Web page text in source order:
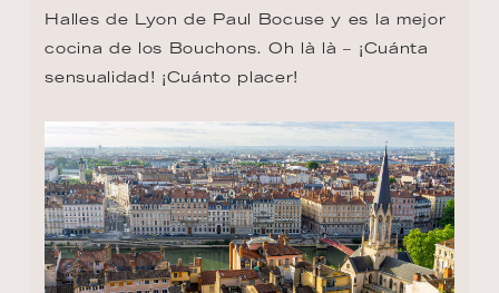
Halles de Lyon de Paul Bocuse y es la mejor
cocina de los Bouchons. Oh là là – ¡Cuánta
sensualidad! ¡Cuánto placer!